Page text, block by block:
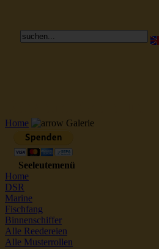
Home Galerie
Seeleutemenü
Home
DSR
Marine
Fischfang
Binnenschiffer
Alle Reedereien
Alle Musterrollen